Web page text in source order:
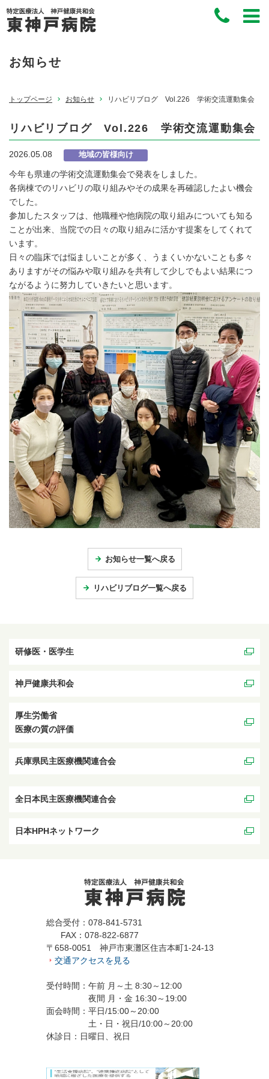
お知らせ
トップページ お知らせ リハビリブログ Vol.226 学術交流運動集会
リハビリブログ Vol.226 学術交流運動集会
2026.05.08 地域の皆様向け
今年も県連の学術交流運動集会で発表をしました。
各病棟でのリハビリの取り組みやその成果を再確認したよい機会
でした。
参加したスタッフは、他職種や他病院の取り組みについても知る
ことが出来、当院での日々の取り組みに活かす提案をしてくれて
います。
日々の臨床では悩ましいことが多く、うまくいかないことも多々
ありますがその悩みや取り組みを共有して少しでもよい結果につ
ながるように努力していきたいと思います。
お知らせ一覧へ戻る
リハビリブログ一覧へ戻る
研修医・医学生
神戸健康共和会
厚生労働省
医療の質の評価
兵庫県民主医療機関連合会
全日本民主医療機関連合会
日本HPHネットワーク
総合受付：078-841-5731
FAX：078-822-6877
〒658-0051 神戸市東灘区住吉本町1-24-13
交通アクセスを見る
受付時間：午前 月～土 8:30～12:00
夜間 月・金 16:30～19:00
面会時間：平日/15:00～20:00
土・日・祝日/10:00～20:00
休診日：日曜日、祝日